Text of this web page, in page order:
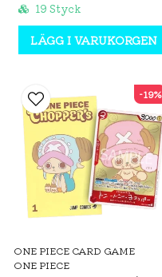
19 Styck
LÄGG I VARUKORGEN
ONE PIECE CARD GAME
ONE PIECE
-19%